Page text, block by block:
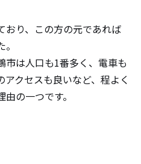
おり、この方の元であれば
市は人口も1番多く、電車も
クセスも良いなど、程よく
の一つです。